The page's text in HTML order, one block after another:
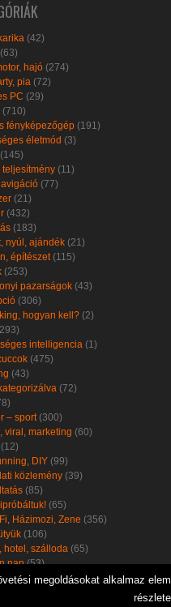
(42)
(63)
hajó (274)
pia (72)
PC (29)
(710)
fényképezőgép (191)
életmód (3)
(145)
teljesítmény (11)
(77)
(21)
(432)
(183)
nyúl, ajándék (21)
építészet(115)
(253)
pazarságok (43)
(306)
hogyan kell? (2)
intelligencia (1)
(475)
(43)
(72)
– sport(300)
viral, marketing (60)
(12)
DIY (99)
közlemény (39)
(85)
(65)
Házimozi, Zene (356)
(106)
hotel, szálloda (65)
nap(53)
környezetbarát(102)
megoldásokat alkalmaz